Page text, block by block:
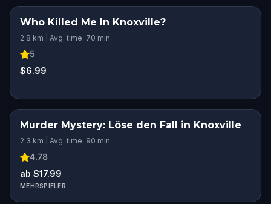
Who Killed Me In Knoxville?
2.8 km | Avg. time: 70 min
5
$6.99
Murder Mystery: Löse den Fall in Knoxville
2.3 km | Avg. time: 90 min
4.78
ab $17.99
MEHRSPIELER